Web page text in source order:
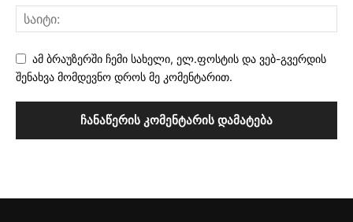
ამ ბრაუზერში ჩემი სახელი, ელ.ფოსტის და ვებ-გვერდის
შენახვა მომდევნო დროს მე კომენტარით.